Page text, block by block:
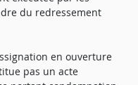
du redressement
en ouverture
pas un acte